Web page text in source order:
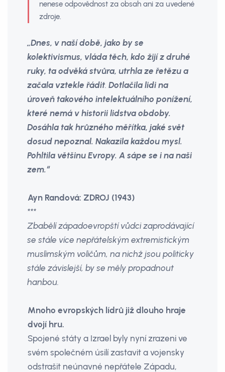
nenese odpovědnost za obsah ani za uvedené
zdroje.
„Dnes, v naší době, jako by se
kolektivismus, vláda těch, kdo žijí z druhé
ruky, ta odvěká stvůra, utrhla ze řetězu a
začala vztekle řádit.Dotlačila lidi na
úroveň takového intelektuálního ponížení,
které nemá v historii lidstva obdoby.
Dosáhla tak hrůzného měřítka, jaké svět
dosud nepoznal. Nakazila každou mysl.
Pohltila většinu Evropy. A sápe se i na naši
zem.“
Ayn Randová: ZDROJ (1943)
***
Zbabělí západoevropští vůdci zaprodávající
se stále více nepřátelským extremistickým
muslimským voličům, na nichž jsou politicky
stále závislejší, by se měly propadnout
hanbou.
Mnoho evropských lídrů již dlouho hraje
dvojí hru.
Spojené státy a Izrael byly nyní zrazeni ve
svém společném úsilí zastavit a vojensky
odstrašit neúnavné nepřátele Západu,